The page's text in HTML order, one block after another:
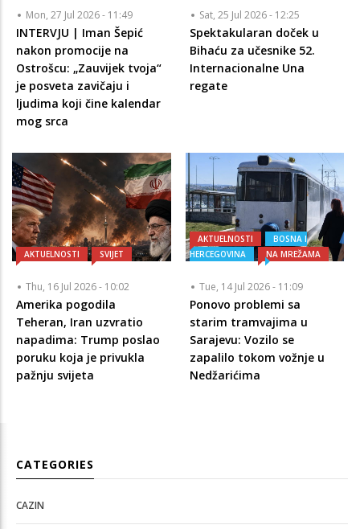
Mon, 27 Jul 2026 - 11:49
INTERVJU | Iman Šepić
nakon promocije na
Ostrošcu: „Zauvijek tvoja“
je posveta zavičaju i
ljudima koji čine kalendar
mog srca
Sat, 25 Jul 2026 - 12:25
Spektakularan doček u
Bihaću za učesnike 52.
Internacionalne Una
regate
AKTUELNOSTI SVIJET
Thu, 16 Jul 2026 - 10:02
Amerika pogodila
Teheran, Iran uzvratio
napadima: Trump poslao
poruku koja je privukla
pažnju svijeta
AKTUELNOSTI
BOSNA I
HERCEGOVINA
NA MREŽAMA
Tue, 14 Jul 2026 - 11:09
Ponovo problemi sa
starim tramvajima u
Sarajevu: Vozilo se
zapalilo tokom vožnje u
Nedžarićima
CATEGORIES
CAZIN